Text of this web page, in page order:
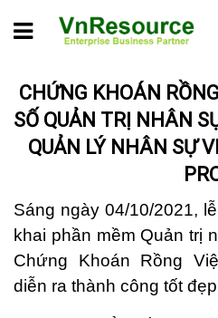
Home Tin dự án
Chứng khoán
trị nhân sự bằng Phần mềm Quản
CHỨNG KHOÁN
SỐ QUẢN TRỊ NHÂN
QUẢN LÝ NHÂN SỰ
Sáng ngày 04/10/2021,
khai phần mềm Quản trị
Chứng Khoán Rồng
diễn ra thành công tốt